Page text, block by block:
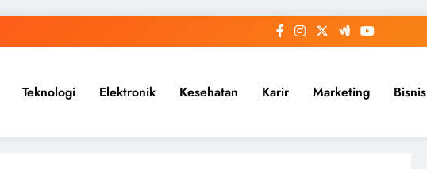
Teknologi Elektronik Kesehatan Karir Marketing Bisnis